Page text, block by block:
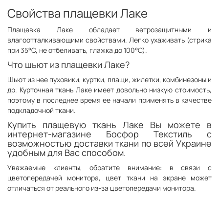
Свойства плащевки Лаке
Плащевка Лаке обладает ветрозащитными и
влагоотталкивающими свойствами. Легко ухаживать (стрика
при 35°С, не отбеливать, глажка до 100°С).
Что шьют из плащевки Лаке?
Шьют из нее пуховики, куртки, плащи, жилетки, комбинезоны и
др. Курточная ткань Лаке имеет довольно низкую стоимость,
поэтому в последнее время ее начали применять в качестве
подкладочной ткани.
Купить плащевую ткань Лаке Вы можете в
интернет-магазине Босфор Текстиль с
возможностью доставки ткани по всей Украине
удобным для Вас способом.
Уважаемые клиенты, обратите внимание: в связи с
цветопередачей монитора, цвет ткани на экране может
отличаться от реального из-за цветопередачи монитора.